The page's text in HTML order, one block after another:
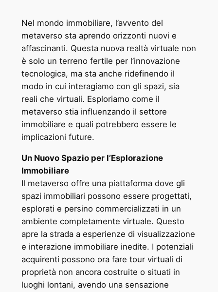
Nel mondo immobiliare, l’avvento del
metaverso sta aprendo orizzonti nuovi e
affascinanti. Questa nuova realtà virtuale non
è solo un terreno fertile per l’innovazione
tecnologica, ma sta anche ridefinendo il
modo in cui interagiamo con gli spazi, sia
reali che virtuali. Esploriamo come il
metaverso stia influenzando il settore
immobiliare e quali potrebbero essere le
implicazioni future.
Un Nuovo Spazio per l’Esplorazione
Immobiliare
Il metaverso offre una piattaforma dove gli
spazi immobiliari possono essere progettati,
esplorati e persino commercializzati in un
ambiente completamente virtuale. Questo
apre la strada a esperienze di visualizzazione
e interazione immobiliare inedite. I potenziali
acquirenti possono ora fare tour virtuali di
proprietà non ancora costruite o situati in
luoghi lontani, avendo una sensazione